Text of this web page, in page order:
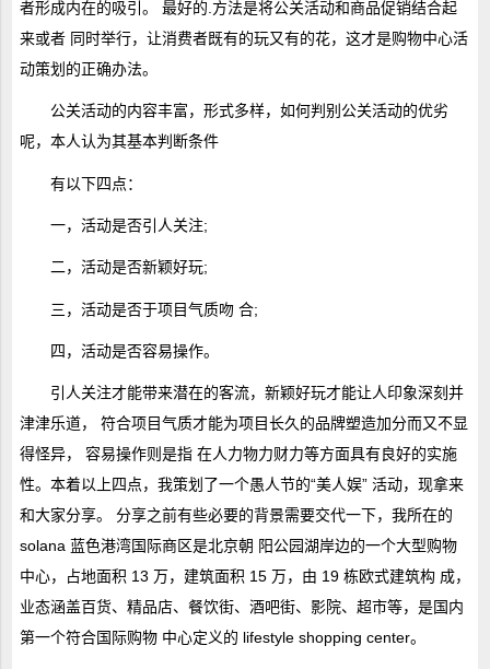
者形成内在的吸引。 最好的.方法是将公关活动和商品促销结合起
来或者 同时举行，让消费者既有的玩又有的花，这才是购物中心活
动策划的正确办法。
公关活动的内容丰富，形式多样，如何判别公关活动的优劣
呢，本人认为其基本判断条件
有以下四点：
一，活动是否引人关注;
二，活动是否新颖好玩;
三，活动是否于项目气质吻 合;
四，活动是否容易操作。
引人关注才能带来潜在的客流，新颖好玩才能让人印象深刻并
津津乐道， 符合项目气质才能为项目长久的品牌塑造加分而又不显
得怪异， 容易操作则是指 在人力物力财力等方面具有良好的实施
性。本着以上四点，我策划了一个愚人节的“美人娱” 活动，现拿来
和大家分享。 分享之前有些必要的背景需要交代一下，我所在的
solana 蓝色港湾国际商区是北京朝 阳公园湖岸边的一个大型购物
中心，占地面积 13 万，建筑面积 15 万，由 19 栋欧式建筑构 成，
业态涵盖百货、精品店、餐饮街、酒吧街、影院、超市等，是国内
第一个符合国际购物 中心定义的 lifestyle shopping center。